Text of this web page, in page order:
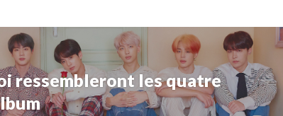
ressembleront les quatre